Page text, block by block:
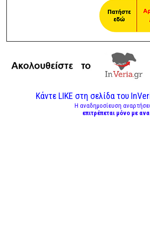
Κάντε LIKE στη σελίδα του
Η αναδημοσίευση
επιτρέπεται μόνο με